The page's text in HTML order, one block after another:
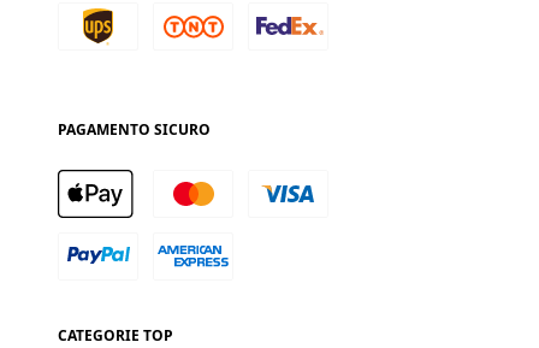
PAGAMENTO SICURO
CATEGORIE TOP